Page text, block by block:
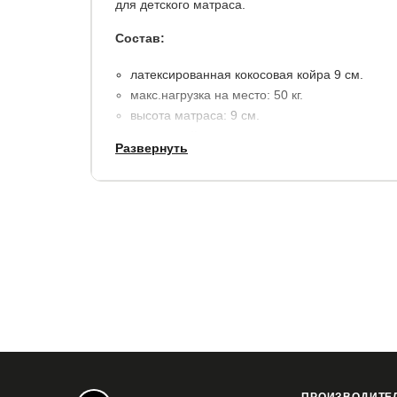
для детского матраса.
Состав:
латексированная кокосовая койра 9 см.
макс.нагрузка на место: 50 кг.
высота матраса: 9 см.
плотной широкой лентой (более надёжная и
Развернуть